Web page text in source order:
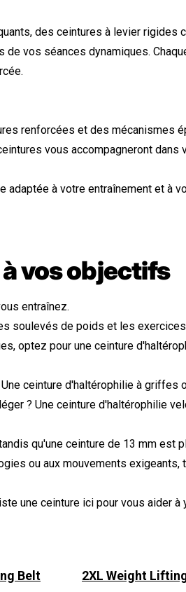
des ceintures à levier rigides
vos séances dynamiques.
renforcées et des mécanismes
vous accompagneront
adaptée à votre entraînement et à
vos objectifs
entraînez.
soulevés de poids et les
optez pour une ceinture
ceinture d'haltérophilie à griffes
? Une ceinture d'haltérophilie
qu'une ceinture de 13 mm est
ou aux mouvements
une ceinture ici pour vous aider à
Belt 2XL Weight